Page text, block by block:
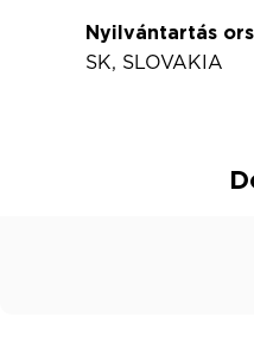
Nyilvántartás
SK, SLOVAKIA